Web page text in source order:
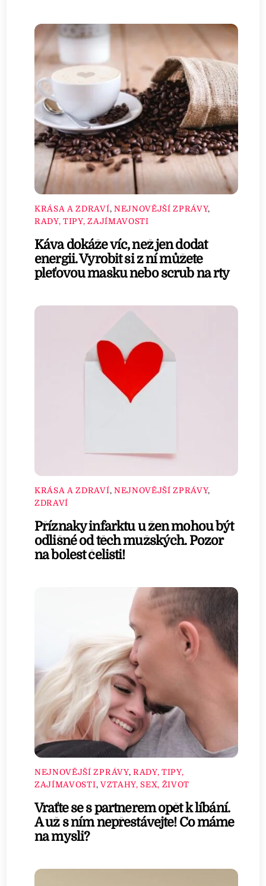
KRÁSA A ZDRAVÍ, NEJNOVĚJŠÍ ZPRÁVY,
RADY, TIPY, ZAJÍMAVOSTI
Káva dokáže víc, než jen dodat
energii. Vyrobit si z ní můžete
pleťovou masku nebo scrub na rty
KRÁSA A ZDRAVÍ, NEJNOVĚJŠÍ ZPRÁVY,
ZDRAVÍ
Příznaky infarktu u žen mohou být
odlišné od těch mužských. Pozor
na bolest čelisti!
NEJNOVĚJŠÍ ZPRÁVY, RADY, TIPY,
ZAJÍMAVOSTI, VZTAHY, SEX, ŽIVOT
Vraťte se s partnerem opět k líbání.
A už s ním nepřestávejte! Co máme
na mysli?